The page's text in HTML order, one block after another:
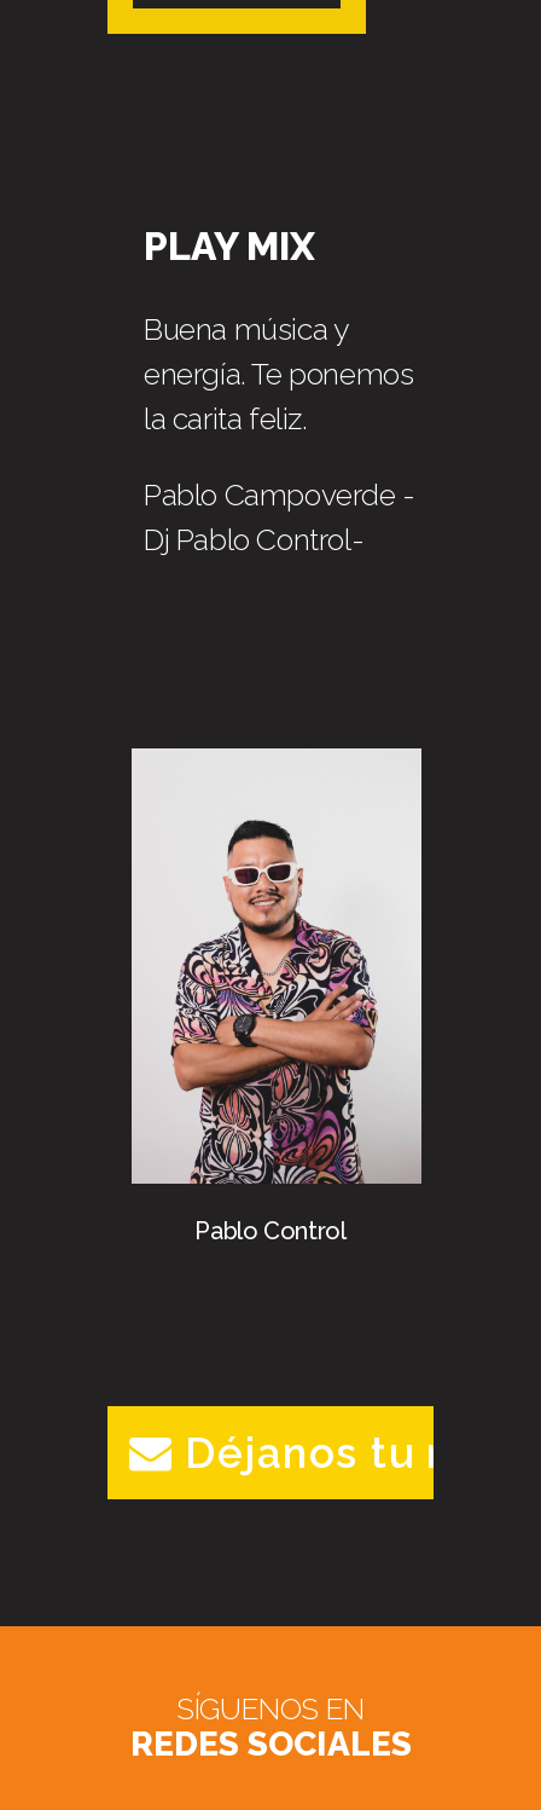
PLAY MIX
Buena música y
energía. Te ponemos
la carita feliz.
Pablo Campoverde -
Dj Pablo Control-
Pablo Control
Déjanos tu
SÍGUENOS EN
REDES SOCIALES